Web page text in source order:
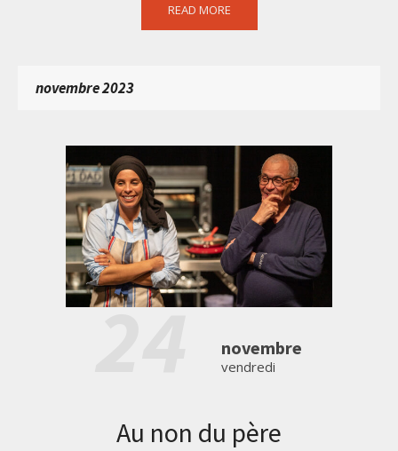
READ MORE
novembre 2023
24 novembre
vendredi
Au non du père